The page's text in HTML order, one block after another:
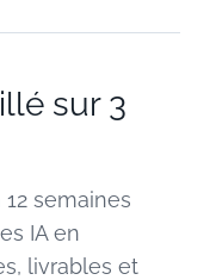
sur 3
semaines
IA en
livrables et